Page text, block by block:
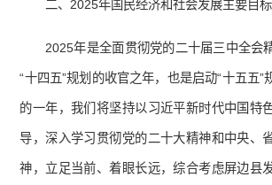
二、2025年国民经济和社会发展主要目
2025年是全面贯彻党的二十届三中全会
“十四五”规划的收官之年，也是启动“十五五”
的一年，我们将坚持以习近平新时代中国特
导，深入学习贯彻党的二十大精神和中央、
神，立足当前、着眼长远，综合考虑屏边县